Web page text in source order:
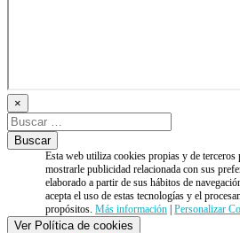
×
Esta web utiliza cookies propias y de
mostrarle publicidad relacionada con sus
elaborado a partir de sus hábitos de
acepta el uso de estas tecnologías y el
propósitos.Más información |Personalizar
Ver Política de cookies